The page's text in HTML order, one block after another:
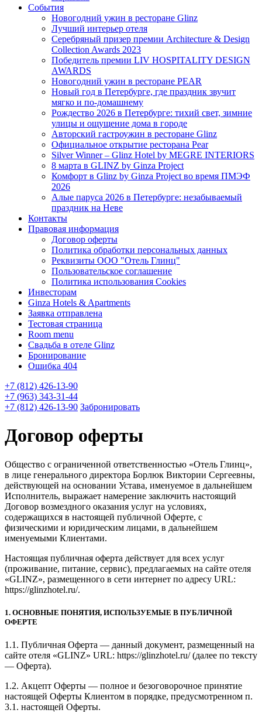
События
Новогодний ужин в ресторане Glinz
Лучший интерьер отеля
Серебряный призер премии Architecture & Design
Collection Awards 2023
Победитель премии LIV HOSPITALITY DESIGN
AWARDS
Новогодний ужин в ресторане PEAR
Новый год в Петербурге, где праздник звучит
мягко и по-домашнему
Рождество 2026 в Петербурге: тихий свет, зимние
улицы и ощущение дома в городе
Авторский гастроужин в ресторане Glinz
Официальное открытие ресторана Pear
Silver Winner – Glinz Hotel by MEGRE INTERIORS
8 марта в GLINZ by Ginza Project
Комфорт в Glinz by Ginza Project во время ПМЭФ
2026
Алые паруса 2026 в Петербурге: незабываемый
праздник на Неве
Контакты
Правовая информация
Договор оферты
Политика обработки персональных данных
Реквизиты ООО "Отель Глинц"
Пользовательское соглашение
Политика использования Cookies
Инвесторам
Ginza Hotels & Apartments
Заявка отправлена
Тестовая страница
Room menu
Свадьба в отеле Glinz
Бронирование
Ошибка 404
+7 (812) 426-13-90
+7 (963) 343-31-44
+7 (812) 426-13-90 Забронировать
Договор оферты
Общество с ограниченной ответственностью «Отель Глинц»,
в лице генерального директора Борлюк Виктории Сергеевны,
действующей на основании Устава, именуемое в дальнейшем
Исполнитель, выражает намерение заключить настоящий
Договор возмездного оказания услуг на условиях,
содержащихся в настоящей публичной Оферте, с
физическими и юридическим лицами, в дальнейшем
именуемыми Клиентами.
Настоящая публичная оферта действует для всех услуг
(проживание, питание, сервис), предлагаемых на сайте отеля
«GLINZ», размещенного в сети интернет по адресу URL:
https://glinzhotel.ru/.
1. ОСНОВНЫЕ ПОНЯТИЯ, ИСПОЛЬЗУЕМЫЕ В ПУБЛИЧНОЙ
ОФЕРТЕ
1.1. Публичная Оферта — данный документ, размещенный на
сайте отеля «GLINZ» URL: https://glinzhotel.ru/ (далее по тексту
— Оферта).
1.2. Акцепт Оферты — полное и безоговорочное принятие
настоящей Оферты Клиентом в порядке, предусмотренном п.
3.1. настоящей Оферты.